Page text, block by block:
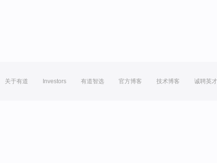
关于有道 Investors 有道智选 官方博客 技术博客 诚聘英才